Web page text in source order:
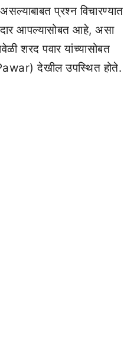
प्रश्न विचारण्यात
आपल्यासोबत आहे, असा
शरद पवार यांच्यासोबत
देखील उपस्थित होते.